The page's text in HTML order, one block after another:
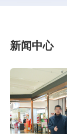
新闻中心